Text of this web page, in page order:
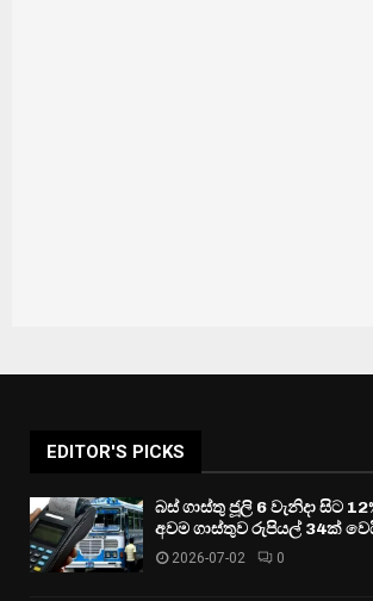
EDITOR'S PICKS
බස් ගාස්තු ජූලි 6 වැනිදා සිට
අවම ගාස්තුව රුපියල් 34ක්
2026-07-02 0